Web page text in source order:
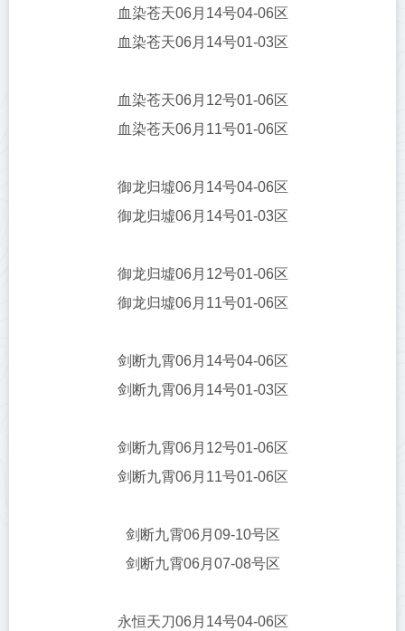
血染苍天06月14号04-06区
血染苍天06月14号01-03区
血染苍天06月12号01-06区
血染苍天06月11号01-06区
御龙归墟06月14号04-06区
御龙归墟06月14号01-03区
御龙归墟06月12号01-06区
御龙归墟06月11号01-06区
剑断九霄06月14号04-06区
剑断九霄06月14号01-03区
剑断九霄06月12号01-06区
剑断九霄06月11号01-06区
剑断九霄06月09-10号区
剑断九霄06月07-08号区
永恒天刀06月14号04-06区